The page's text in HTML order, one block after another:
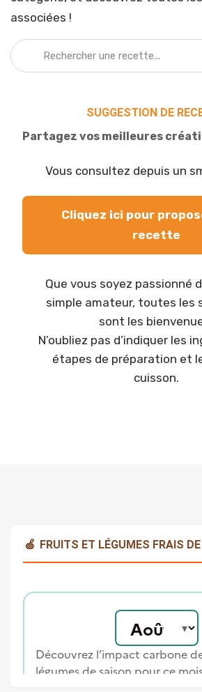
associées !
SUGGESTION DE
Partagez vos meilleures
Vous consultez depuis un
Cliquez ici pour
recette
Que vous soyez passionné
simple amateur, toutes les
sont les
N’oubliez pas d’indiquer les
étapes de préparation et
cuisson.
🍏 FRUITS ET LÉGUMES FRAIS